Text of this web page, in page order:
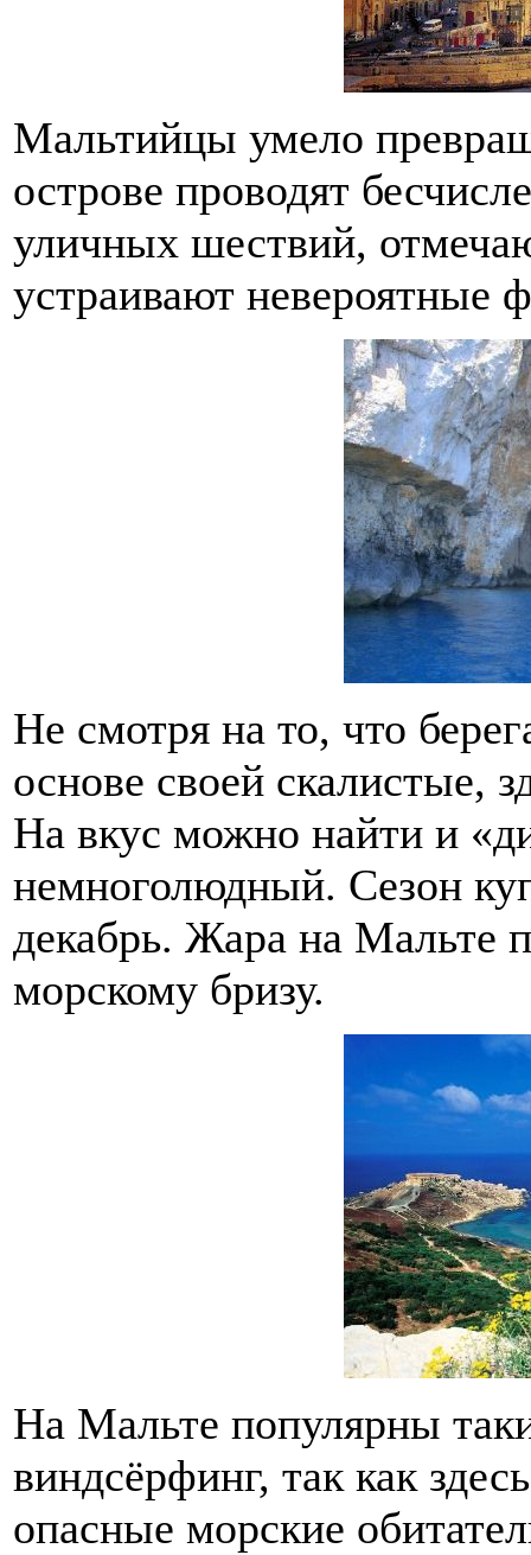
Мальтийцы умело
острове проводят
уличных шествий,
устраивают невероятные
Не смотря на то, что
основе своей скалистые,
На вкус можно найти и
немноголюдный. Сезон
декабрь. Жара на Мальте
морскому бризу.
На Мальте популярны
виндсёрфинг, так как
опасные морские